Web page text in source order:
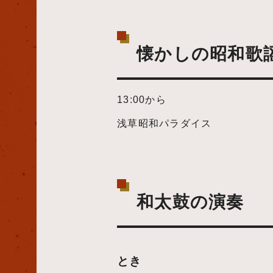
懐かしの昭和歌
13:00から
浅草昭和パラダイス
和太鼓の演奏
とき